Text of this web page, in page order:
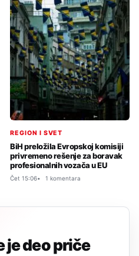
REGION I SVET
BiH preložila Evropskoj komisiji
privremeno rešenje za boravak
profesionalnih vozača u EU
Čet 15:06 1 komentara
je deo priče